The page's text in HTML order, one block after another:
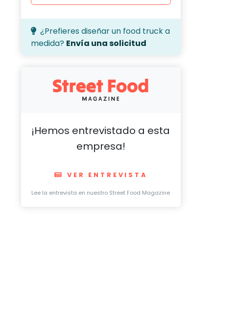
¿Prefieres diseñar un food truck a
medida? Envía una solicitud
¡Hemos entrevistado a esta
empresa!
VER ENTREVISTA
Lee la entrevista en nuestro Street Food Magazine